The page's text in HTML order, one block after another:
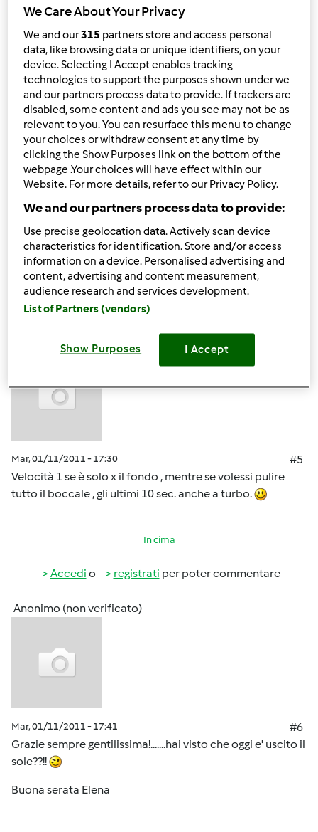
Anonimo (non verificato)
Mar, 01/11/2011 - 16:20
#4
m.assu wrote:
Metti cqua nel boccale tanto da coprire bene le lame , un
pò di bicarbonato e fai bollire x 10 minuti a 100 °,
Assunta scusa a che velocita' lo fai andare?Grazie Elena
In cima
Accedio registrati
Mar, 01/11/2011 - 17:30
#5
Velocità 1 se è solo x il fondo , mentre se volessi pulire
tutto il boccale , gli ultimi 10 sec. anche a turbo.
In cima
Accedi o registrati per poter commentare
Anonimo (non verificato)
Mar, 01/11/2011 - 17:41
#6
Grazie sempre gentilissima!.......hai visto che oggi e' uscito il
sole??!!
Buona serata Elena
We Care About Your Privacy
We and our315 partners store and access personal
data, like browsing data or unique identifiers, on your
device. Selecting I Accept enables tracking
technologies to support the purposes shown under we
and our partners process data to provide. If trackers are
disabled, some content and ads you see may not be as
relevant to you. You can resurface this menu to change
your choices or withdraw consent at any time by
clicking the Show Purposes link on the bottom of the
webpage .Your choices will have effect within our
Website. For more details, refer to our Privacy Policy.
We and our partners process data to provide:
Use precise geolocation data. Actively scan device
characteristics for identification. Store and/or access
information on a device. Personalised advertising and
content, advertising and content measurement,
audience research and services development.
List of Partners (vendors)
Show Purposes I Accept